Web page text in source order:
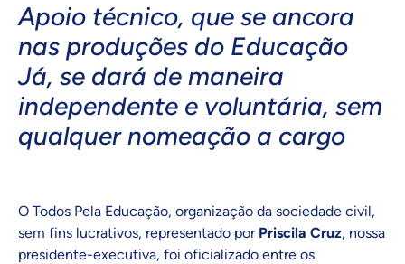
Apoio técnico, que se ancora
nas produções do Educação
Já, se dará de maneira
independente e voluntária, sem
qualquer nomeação a cargo
O Todos Pela Educação, organização da sociedade civil,
sem fins lucrativos, representado por Priscila Cruz, nossa
presidente-executiva, foi oficializado entre os